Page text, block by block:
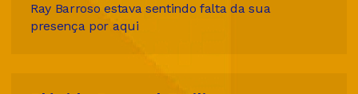
Ray Barroso estava sentindo falta da sua
presença por aqui